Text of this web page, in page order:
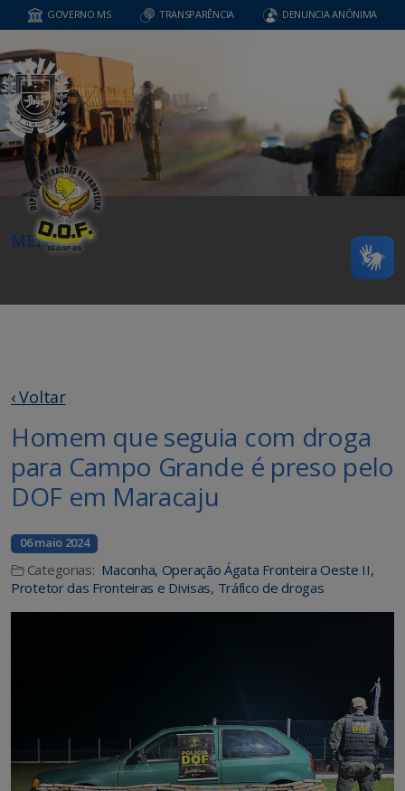
GOVERNO MS TRANSPARÊNCIA DENUNCIA ANÔNIMA
MENU
‹ Voltar
Homem que seguia com droga
para Campo Grande é preso pelo
DOF em Maracaju
06 maio 2024
Categorias: Maconha, Operação Ágata Fronteira Oeste II,
Protetor das Fronteiras e Divisas, Tráfico de drogas